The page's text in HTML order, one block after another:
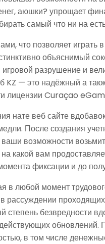
аюшки? упрощает
самый что ни на
что позволяет
объяснимый
разрушение и
KZ — это надёжный а
Curaçao
нате веб сайте
После создания
возможности
какой вам
фиксации и до
в любой момент
безвредности
в том числе